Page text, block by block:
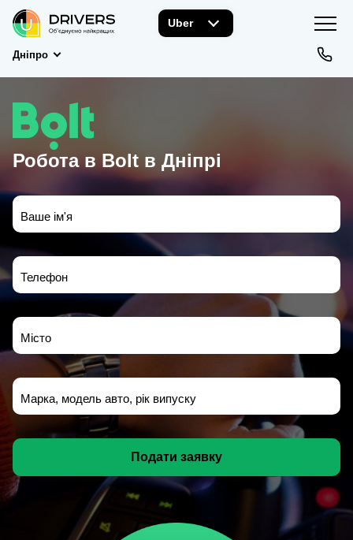
Uber
Дніпро
Робота в Bolt в Дніпрі
Ваше ім'я
Телефон
Місто
Марка, модель авто, рік випуску
Подати заявку